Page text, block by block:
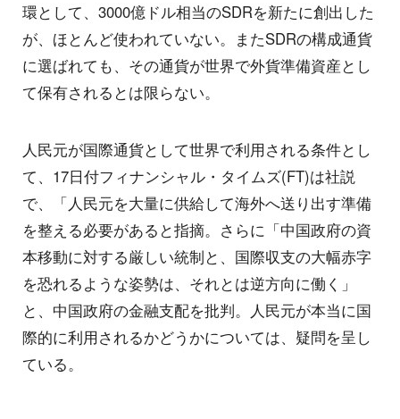
環として、3000億ドル相当のSDRを新たに創出した
が、ほとんど使われていない。またSDRの構成通貨
に選ばれても、その通貨が世界で外貨準備資産とし
て保有されるとは限らない。
人民元が国際通貨として世界で利用される条件とし
て、17日付フィナンシャル・タイムズ(FT)は社説
で、「人民元を大量に供給して海外へ送り出す準備
を整える必要があると指摘。さらに「中国政府の資
本移動に対する厳しい統制と、国際収支の大幅赤字
を恐れるような姿勢は、それとは逆方向に働く」
と、中国政府の金融支配を批判。人民元が本当に国
際的に利用されるかどうかについては、疑問を呈し
ている。